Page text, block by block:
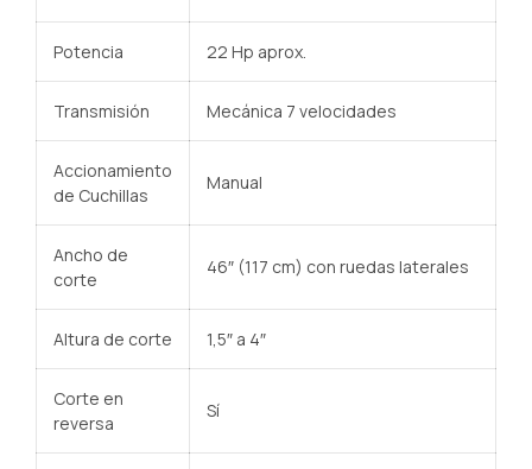
Potencia 22 Hp aprox.
Transmisión Mecánica 7 velocidades
Accionamiento
de Cuchillas
Manual
Ancho de
corte
46″ (117 cm) con ruedas laterales
Altura de corte 1,5″ a 4″
Corte en
reversa
Sí